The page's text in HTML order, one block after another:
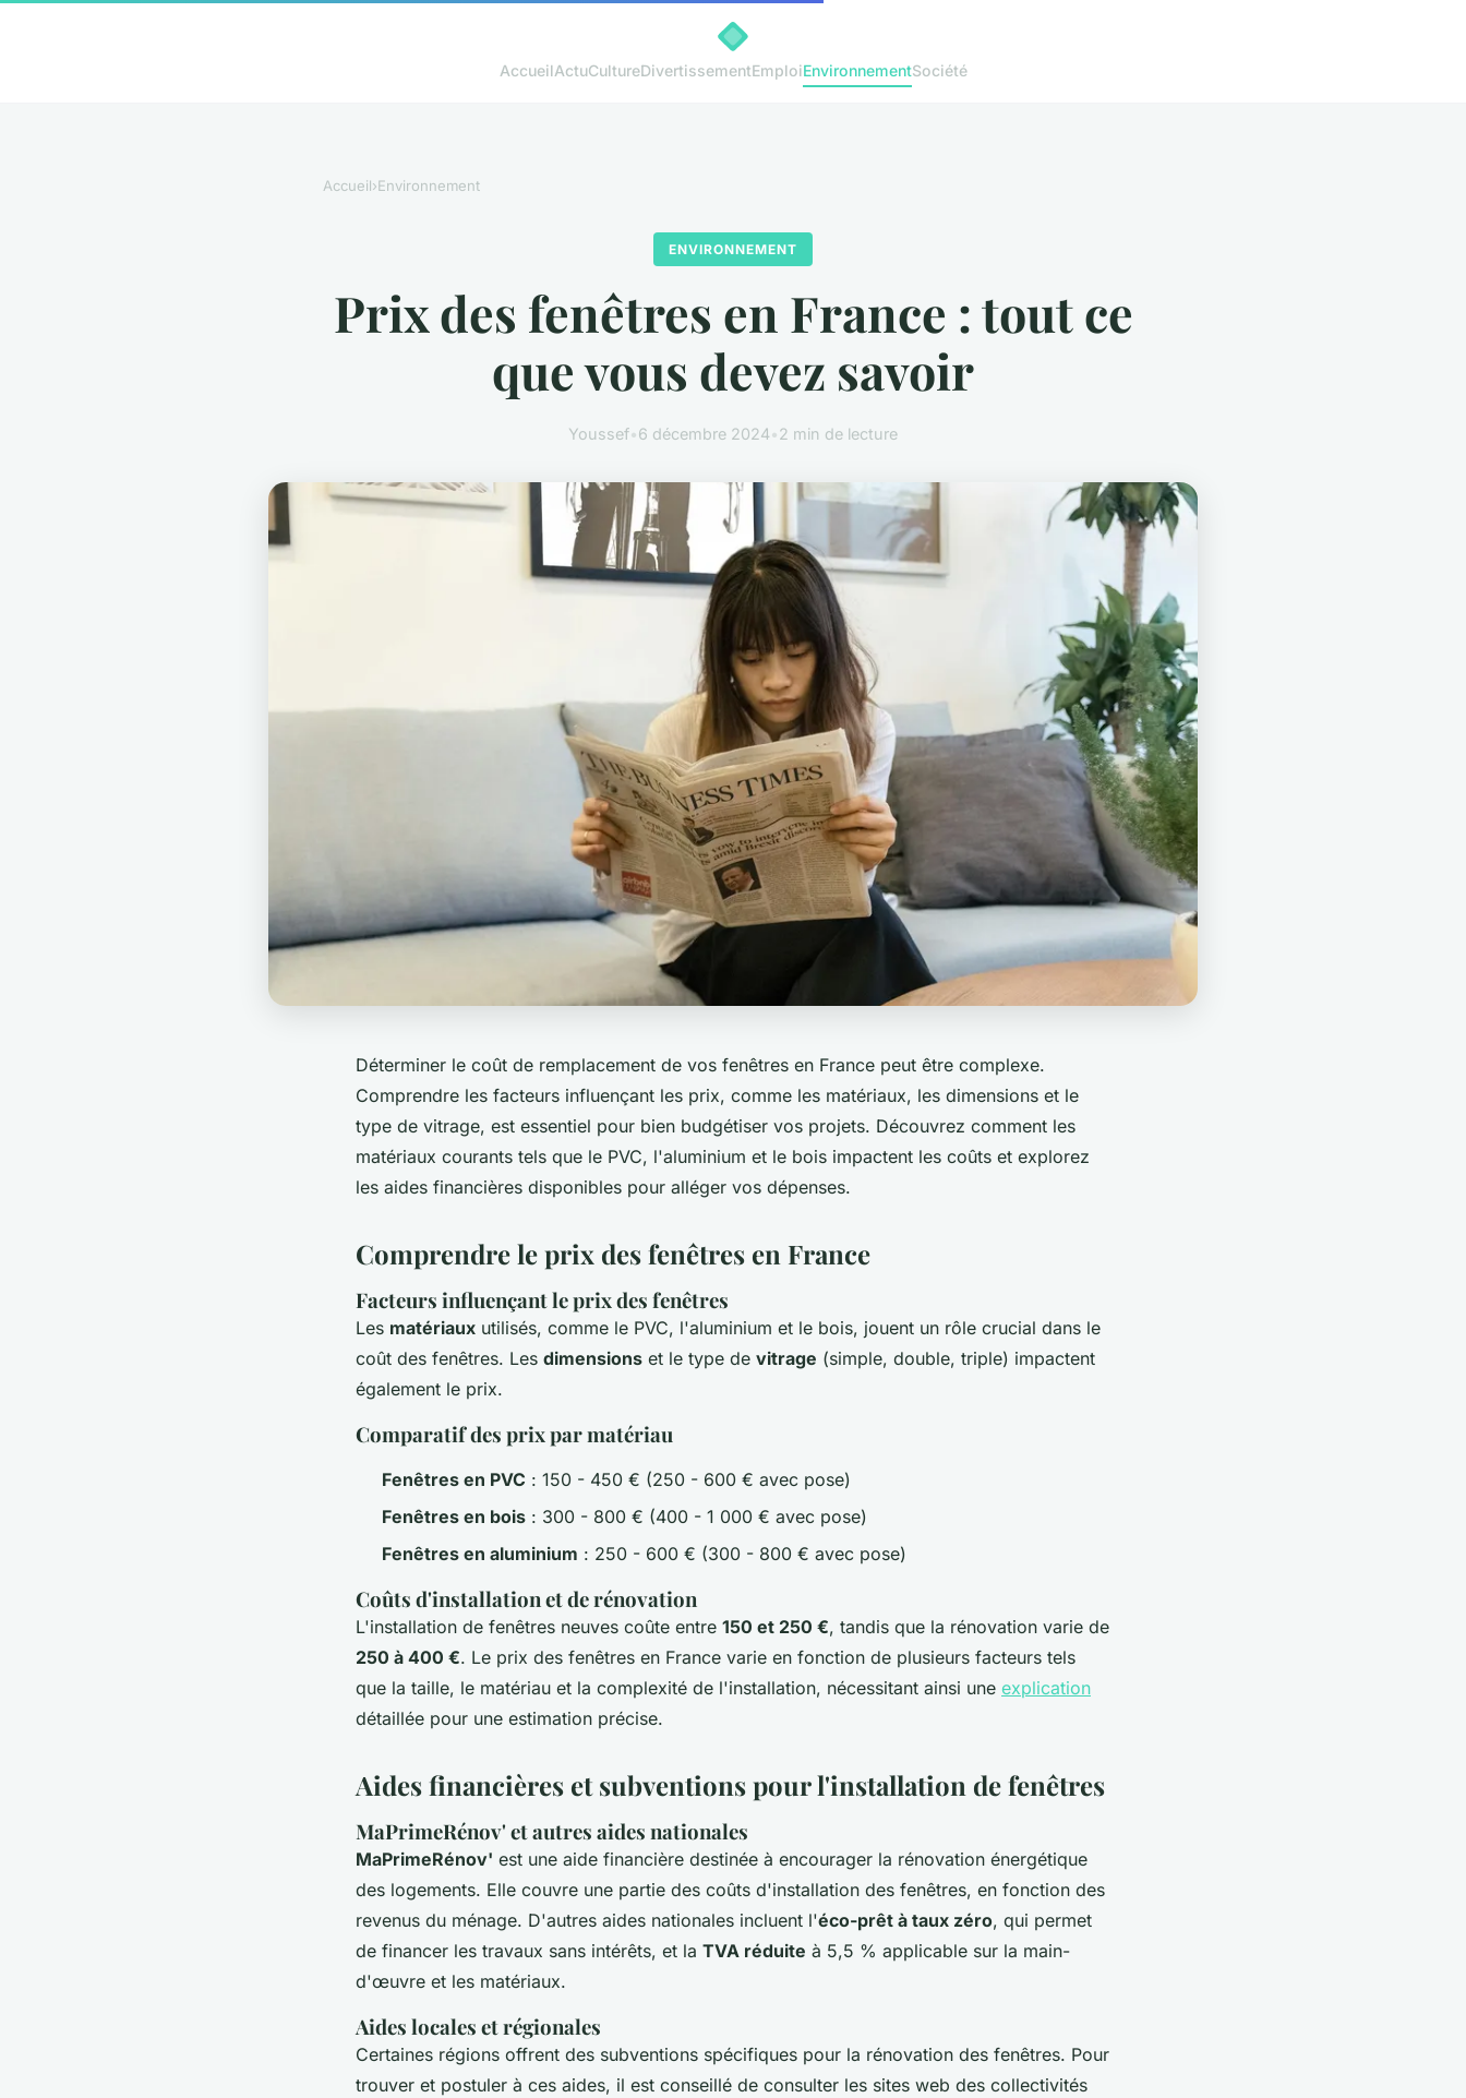
AccueilActuCultureDivertissementEmploiEnvironnementSociété
Accueil›Environnement
ENVIRONNEMENT
Prix des fenêtres en France : tout ce
que vous devez savoir
Youssef•6 décembre 2024•2 min de lecture
Déterminer le coût de remplacement de vos fenêtres en France peut être complexe.
Comprendre les facteurs influençant les prix, comme les matériaux, les dimensions et le
type de vitrage, est essentiel pour bien budgétiser vos projets. Découvrez comment les
matériaux courants tels que le PVC, l'aluminium et le bois impactent les coûts et explorez
les aides financières disponibles pour alléger vos dépenses.
Comprendre le prix des fenêtres en France
Facteurs influençant le prix des fenêtres
Les matériaux utilisés, comme le PVC, l'aluminium et le bois, jouent un rôle crucial dans le
coût des fenêtres. Les dimensions et le type de vitrage (simple, double, triple) impactent
également le prix.
Comparatif des prix par matériau
Fenêtres en PVC : 150 - 450 € (250 - 600 € avec pose)
Fenêtres en bois : 300 - 800 € (400 - 1 000 € avec pose)
Fenêtres en aluminium : 250 - 600 € (300 - 800 € avec pose)
Coûts d'installation et de rénovation
L'installation de fenêtres neuves coûte entre 150 et 250 €, tandis que la rénovation varie de
250 à 400 €. Le prix des fenêtres en France varie en fonction de plusieurs facteurs tels
que la taille, le matériau et la complexité de l'installation, nécessitant ainsi une explication
détaillée pour une estimation précise.
Aides financières et subventions pour l'installation de fenêtres
MaPrimeRénov' et autres aides nationales
MaPrimeRénov' est une aide financière destinée à encourager la rénovation énergétique
des logements. Elle couvre une partie des coûts d'installation des fenêtres, en fonction des
revenus du ménage. D'autres aides nationales incluent l'éco-prêt à taux zéro, qui permet
de financer les travaux sans intérêts, et la TVA réduite à 5,5 % applicable sur la main-
d'œuvre et les matériaux.
Aides locales et régionales
Certaines régions offrent des subventions spécifiques pour la rénovation des fenêtres. Pour
trouver et postuler à ces aides, il est conseillé de consulter les sites web des collectivités